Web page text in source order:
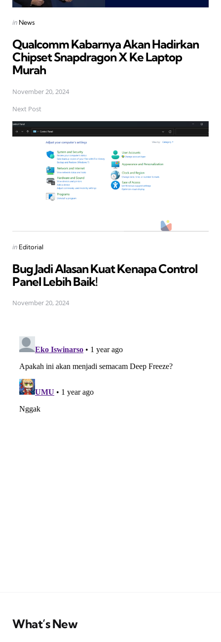
Posted
in News
Qualcomm Kabarnya Akan Hadirkan
Chipset Snapdragon X Ke Laptop
Murah
November 20, 2024
Next Post
Posted
in Editorial
Bug Jadi Alasan Kuat Kenapa Control
Panel Lebih Baik!
November 20, 2024
What’s New